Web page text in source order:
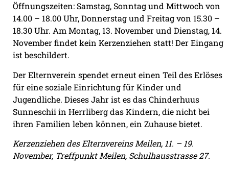
Öffnungszeiten: Samstag, Sonntag und Mittwoch von
14.00 – 18.00 Uhr, Donnerstag und Freitag von 15.30 –
18.30 Uhr. Am Montag, 13. November und Dienstag, 14.
November findet kein Kerzenziehen statt! Der Eingang
ist beschildert.
Der Elternverein spendet erneut einen Teil des Erlöses
für eine soziale Einrichtung für Kinder und
Jugendliche. Dieses Jahr ist es das Chinderhuus
Sunneschii in Herrliberg das Kindern, die nicht bei
ihren Familien leben können, ein Zuhause bietet.
Kerzenziehen des Elternvereins Meilen, 11. – 19.
November, Treffpunkt Meilen, Schulhausstrasse 27.